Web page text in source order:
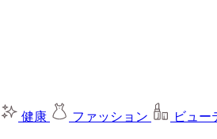
健康 ファッション ビュー